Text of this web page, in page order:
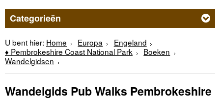
Categorieën
U bent hier: Home Europa
Engeland
♦ Pembrokeshire Coast National Park
Boeken
Wandelgidsen
Wandelgids Pub Walks Pembrokeshire